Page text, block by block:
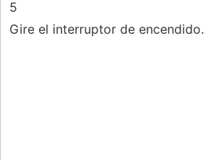
5
Gire el interruptor de encendido.